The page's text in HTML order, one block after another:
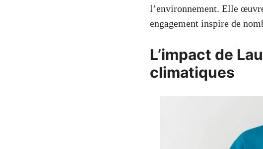
l’environnement. Elle
engagement inspire de
L’impact de
climatiques